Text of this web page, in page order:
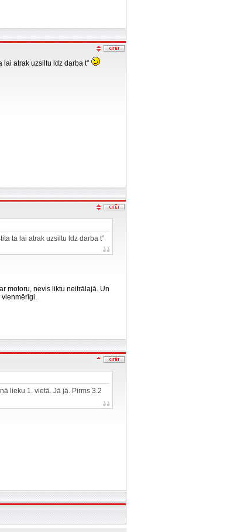
atrak uzsiltu ldz darba t°
ta lai atrak uzsiltu ldz darba t°
motoru, nevis liktu neitrālajā. Un
vienmērīgi.
lieku 1. vietā. Jā jā. Pirms 3.2